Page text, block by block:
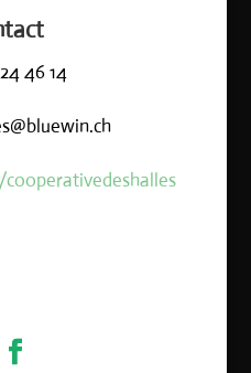
46 14